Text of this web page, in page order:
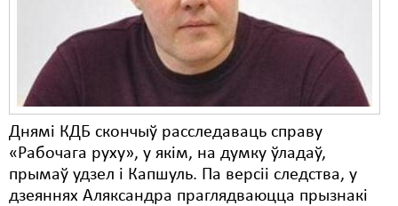
Днямі КДБ скончыў расследаваць справу
«Рабочага руху», у якім, на думку ўладаў,
прымаў удзел і Капшуль. Па версіі следства, у
дзеяннях Аляксандра праглядваюцца прызнакі